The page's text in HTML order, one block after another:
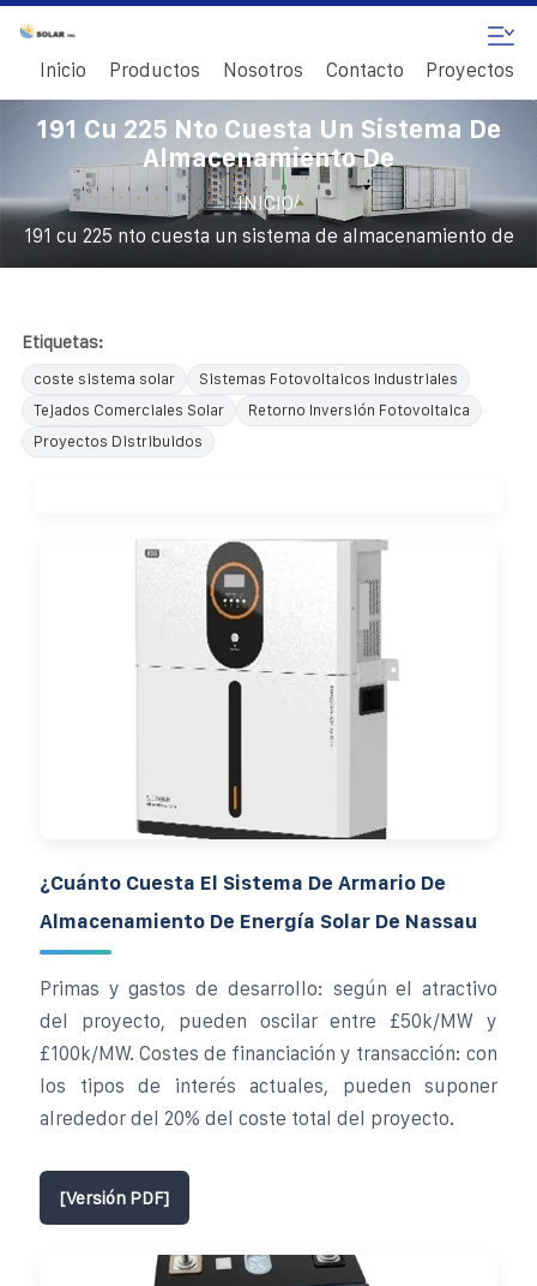
Inicio Productos Nosotros Contacto Proyectos
191 Cu 225 Nto Cuesta Un Sistema De
Almacenamiento De
INICIO/
191 cu 225 nto cuesta un sistema de almacenamiento de
Etiquetas:
coste sistema solar
Sistemas Fotovoltaicos Industriales
Tejados Comerciales Solar
Retorno Inversión Fotovoltaica
Proyectos Distribuidos
¿Cuánto Cuesta El Sistema De Armario De
Almacenamiento De Energía Solar De Nassau
Primas y gastos de desarrollo: según el atractivo
del proyecto, pueden oscilar entre £50k/MW y
£100k/MW. Costes de financiación y transacción: con
los tipos de interés actuales, pueden suponer
alrededor del 20% del coste total del proyecto.
[Versión PDF]